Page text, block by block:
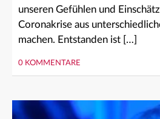
unseren Gefühlen und
Coronakrise aus
machen. Entstanden ist […]
0 KOMMENTARE